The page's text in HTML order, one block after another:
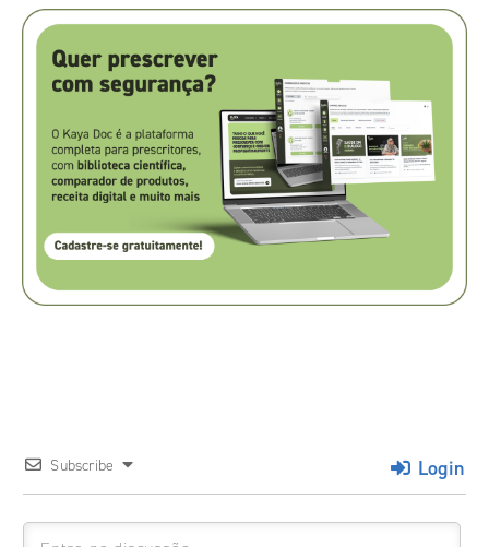
Subscribe Login